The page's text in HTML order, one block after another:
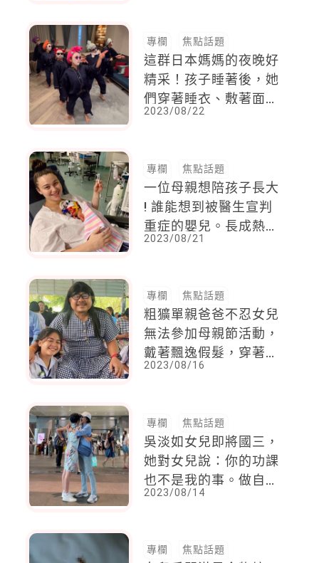
專欄 焦點話題
這群日本媽媽的夜晚好
精采！孩子睡著後，她
們穿著睡衣、敷著面膜
搞笑跳舞，許多哀怨媽
2023/08/22
專欄 焦點話題
一位母親想陪孩子長大
! 誰能想到被醫生宣判
重症的嬰兒。長成熱愛
籃球喜歡社交的小男孩
2023/08/21
專欄 焦點話題
粗獷單親爸爸不忍女兒
無法參加母親節活動，
戴著飄逸假髮，穿著格
子連身裙，扮女裝參
2023/08/16
專欄 焦點話題
吳淡如女兒即將國三，
她對女兒說：你的功課
也不是我的事。做自己
有成就感的事，比遵照
2023/08/14
專欄 焦點話題